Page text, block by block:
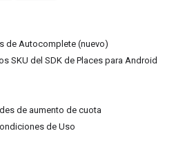
de Autocomplete (nuevo)
SKU del SDK de Places para Android
de aumento de cuota
de Uso